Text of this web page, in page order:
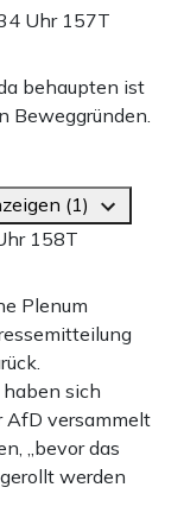
Uhr 157T
behaupten ist
Beweggründen.
(1)
158T
Plenum
sich
AfD versammelt
„bevor das
werden